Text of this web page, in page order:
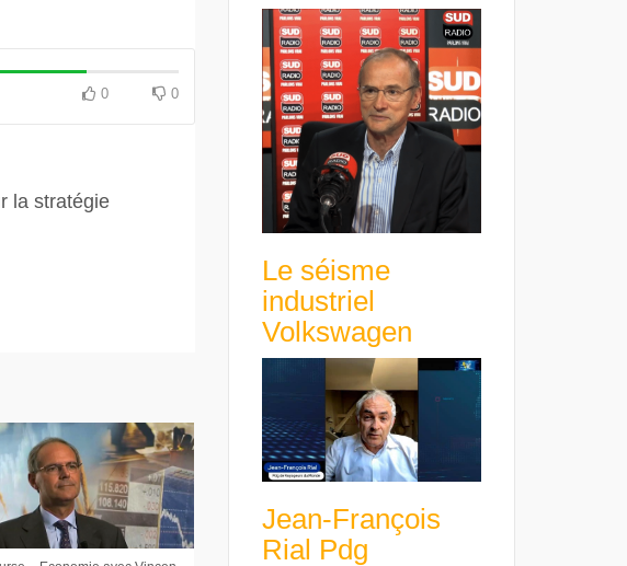
Euro numérique : la BCE
avance avec un frein à main !
0 0
la stratégie
Le séisme
industriel
Volkswagen
Jean-François
Rial Pdg